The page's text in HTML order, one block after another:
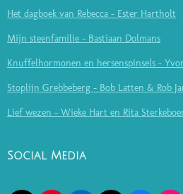
Het dagboek van Rebecca - Ester Hartholt
Mijn steenfamilie - Bastiaan Dolmans
Knuffelhormonen en hersenspinsels -
Stoplijn Grebbeberg - Bob Latten & Rob
Lief wezen - Wieke Hart en Rita
Social Media